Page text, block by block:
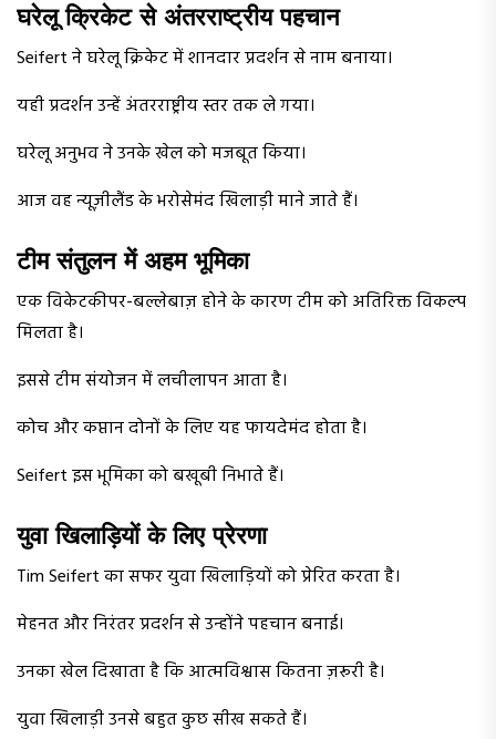
घरेलू क्रिकेट से अंतरराष्ट्रीय पहचान
Seifert ने घरेलू क्रिकेट में शानदार प्रदर्शन से नाम बनाया।
यही प्रदर्शन उन्हें अंतरराष्ट्रीय स्तर तक ले गया।
घरेलू अनुभव ने उनके खेल को मजबूत किया।
आज वह न्यूज़ीलैंड के भरोसेमंद खिलाड़ी माने जाते हैं।
टीम संतुलन में अहम भूमिका
एक विकेटकीपर-बल्लेबाज़ होने के कारण टीम को अतिरिक्त विकल्प
मिलता है।
इससे टीम संयोजन में लचीलापन आता है।
कोच और कप्तान दोनों के लिए यह फायदेमंद होता है।
Seifert इस भूमिका को बखूबी निभाते हैं।
युवा खिलाड़ियों के लिए प्रेरणा
Tim Seifert का सफर युवा खिलाड़ियों को प्रेरित करता है।
मेहनत और निरंतर प्रदर्शन से उन्होंने पहचान बनाई।
उनका खेल दिखाता है कि आत्मविश्वास कितना ज़रूरी है।
युवा खिलाड़ी उनसे बहुत कुछ सीख सकते हैं।